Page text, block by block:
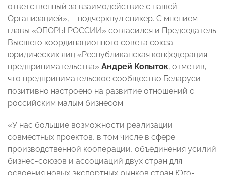
ответственный за взаимодействие с нашей
Организацией», – подчеркнул спикер. С мнением
главы «ОПОРЫ РОССИИ» согласился и Председатель
Высшего координационного совета союза
юридических лиц «Республиканская конфедерация
предпринимательства» Андрей Копыток, отметив,
что предпринимательское сообщество Беларуси
позитивно настроено на развитие отношений с
российским малым бизнесом.
«У нас большие возможности реализации
совместных проектов, в том числе в сфере
производственной кооперации, объединения усилий
бизнес-союзов и ассоциаций двух стран для